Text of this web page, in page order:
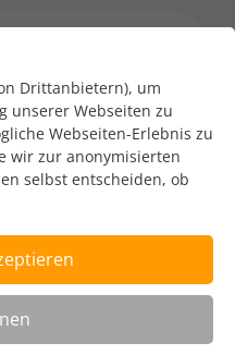
Drittanbietern), um
unserer Webseiten zu
Webseiten-Erlebnis zu
wir zur anonymisierten
selbst entscheiden, ob